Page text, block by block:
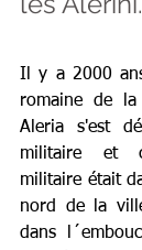
Il y a 2000
romaine de
Aleria s'est
militaire et
militaire était
nord de la
dans